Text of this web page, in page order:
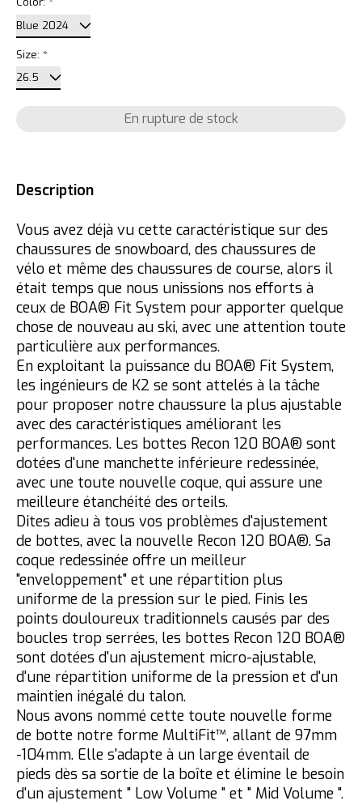
Size: *
En rupture de stock
Description
Vous avez déjà vu cette caractéristique sur des
chaussures de snowboard, des chaussures de
vélo et même des chaussures de course, alors il
était temps que nous unissions nos efforts à
ceux de BOA® Fit System pour apporter quelque
chose de nouveau au ski, avec une attention toute
particulière aux performances.
En exploitant la puissance du BOA® Fit System,
les ingénieurs de K2 se sont attelés à la tâche
pour proposer notre chaussure la plus ajustable
avec des caractéristiques améliorant les
performances. Les bottes Recon 120 BOA® sont
dotées d'une manchette inférieure redessinée,
avec une toute nouvelle coque, qui assure une
meilleure étanchéité des orteils.
Dites adieu à tous vos problèmes d'ajustement
de bottes, avec la nouvelle Recon 120 BOA®. Sa
coque redessinée offre un meilleur
"enveloppement" et une répartition plus
uniforme de la pression sur le pied. Finis les
points douloureux traditionnels causés par des
boucles trop serrées, les bottes Recon 120 BOA®
sont dotées d'un ajustement micro-ajustable,
d'une répartition uniforme de la pression et d'un
maintien inégalé du talon.
Nous avons nommé cette toute nouvelle forme
de botte notre forme MultiFit™️, allant de 97mm
-104mm. Elle s'adapte à un large éventail de
pieds dès sa sortie de la boîte et élimine le besoin
d'un ajustement " Low Volume " et " Mid Volume ".